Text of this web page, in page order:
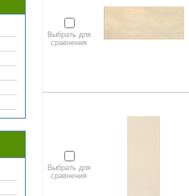
Выбрать для
сравнения
Выбрать для
сравнения